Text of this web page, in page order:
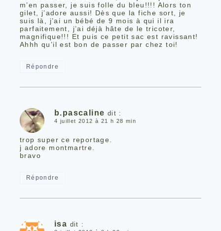
m’en passer, je suis folle du bleu!!!! Alors ton
gilet, j’adore aussi! Dès que la fiche sort, je
suis là, j’ai un bébé de 9 mois à qui il ira
parfaitement, j’ai déjà hâte de le tricoter,
magnifique!!! Et puis ce petit sac est ravissant!
Ahhh qu’il est bon de passer par chez toi!
Répondre
b.pascaline dit :
4 juillet 2012 à 21 h 28 min
trop super ce reportage.
j adore montmartre.
bravo
Répondre
isa dit :